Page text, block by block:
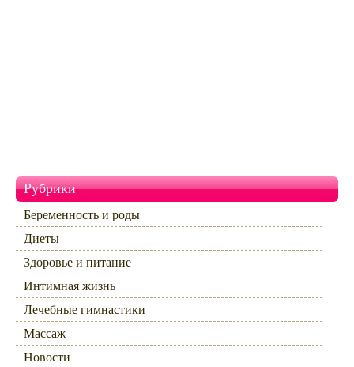
Рубрики
Беременность и роды
Диеты
Здоровье и питание
Интимная жизнь
Лечебные гимнастики
Массаж
Новости